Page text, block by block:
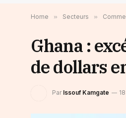
Home » Secteurs »
Ghana :
de dollars
Par Issouf Kamgate